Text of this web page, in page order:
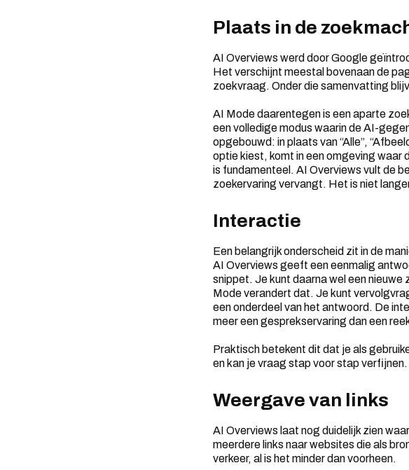
Plaats in de
AI Overviews werd door Google
Het verschijnt meestal bovenaan de
zoekvraag. Onder die samenvatting
AI Mode daarentegen is een aparte
een volledige modus waarin de AI-
opgebouwd: in plaats van “Alle”,
optie kiest, komt in een omgeving waar
is fundamenteel. AI Overviews vult de
zoekervaring vervangt. Het is niet
Interactie
Een belangrijk onderscheid zit in de
AI Overviews geeft een eenmalig
snippet. Je kunt daarna wel een
Mode verandert dat. Je kunt
een onderdeel van het antwoord. De
meer een gesprekservaring dan een
Praktisch betekent dit dat je als
en kan je vraag stap voor stap verfijnen.
Weergave van links
AI Overviews laat nog duidelijk zien
meerdere links naar websites die als
verkeer, al is het minder dan voorheen.